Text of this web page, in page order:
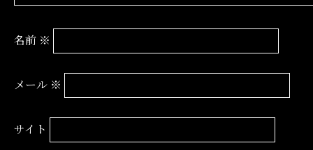
名前 ※
メール ※
サイト